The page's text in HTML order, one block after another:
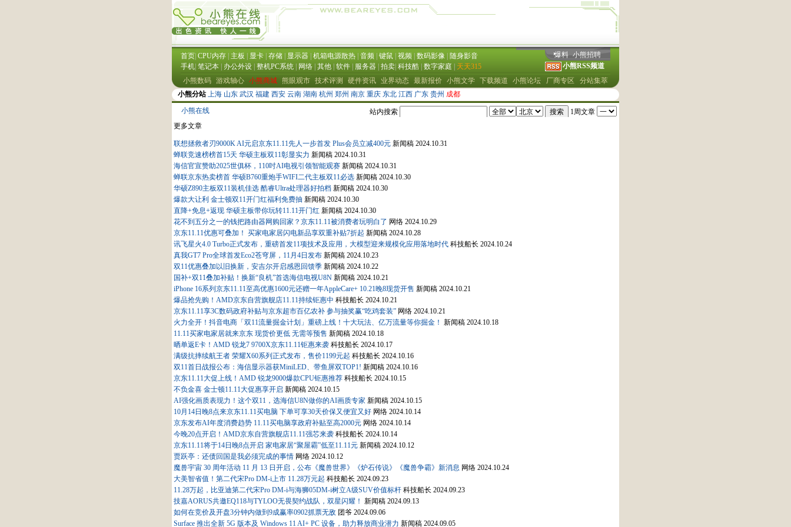
小熊在线
更多文章
联想拯救者刃9000K AI元启京东11.11先人一步首发 Plus会员立减400元 新闻稿 2024.10.31
蝉联竞速榜榜首15天 华硕主板双11彰显实力 新闻稿 2024.10.31
海信官宣赞助2025世俱杯，110吋AI电视引领智能观赛 新闻稿 2024.10.31
蝉联京东热卖榜首 华硕B760重炮手WIFI二代主板双11必选 新闻稿 2024.10.30
华硕Z890主板双11装机佳选 酷睿Ultra处理器好拍档 新闻稿 2024.10.30
爆款大让利 金士顿双11开门红福利免费抽 新闻稿 2024.10.30
直降+免息+返现 华硕主板带你玩转11.11开门红 新闻稿 2024.10.30
花不到五分之一的钱把路由器网购回家？京东11.11被消费者玩明白了 网络 2024.10.29
京东11.11优惠可叠加！ 买家电家居闪电新品享双重补贴7折起 新闻稿 2024.10.28
讯飞星火4.0 Turbo正式发布，重磅首发11项技术及应用，大模型迎来规模化应用落地时代 科技船长 2024.10.24
真我GT7 Pro全球首发Eco2苍穹屏，11月4日发布 新闻稿 2024.10.23
双11优惠叠加以旧换新，安吉尔开启感恩回馈季 新闻稿 2024.10.22
国补+双11叠加补贴！换新“良机”首选海信电视U8N 新闻稿 2024.10.21
iPhone 16系列京东11.11至高优惠1600元还赠一年AppleCare+ 10.21晚8现货开售 新闻稿 2024.10.21
爆品抢先购！AMD京东自营旗舰店11.11持续钜惠中 科技船长 2024.10.21
京东11.11享3C数码政府补贴与京东超市百亿农补 参与抽奖赢“吃鸡套装” 网络 2024.10.21
火力全开！抖音电商「双11流量掘金计划」重磅上线！十大玩法、亿万流量等你掘金！ 新闻稿 2024.10.18
11.11买家电家居就来京东 现货价更低 无需等预售 新闻稿 2024.10.18
晒单返E卡！AMD 锐龙7 9700X京东11.11钜惠来袭 科技船长 2024.10.17
满级抗摔续航王者 荣耀X60系列正式发布，售价1199元起 科技船长 2024.10.16
双11首日战报公布：海信显示器获MiniLED、带鱼屏双TOP1! 新闻稿 2024.10.16
京东11.11大促上线！AMD 锐龙9000爆款CPU钜惠推荐 科技船长 2024.10.15
不负金喜 金士顿11.11大促惠享开启 新闻稿 2024.10.15
AI强化画质表现力！这个双11，选海信U8N做你的AI画质专家 新闻稿 2024.10.15
10月14日晚8点来京东11.11买电脑 下单可享30天价保又便宜又好 网络 2024.10.14
京东发布AI年度消费趋势 11.11买电脑享政府补贴至高2000元 网络 2024.10.14
今晚20点开启！AMD京东自营旗舰店11.11强芯来袭 科技船长 2024.10.14
京东11.11将于14日晚8点开启 家电家居“聚屋霸”低至11.11元 新闻稿 2024.10.12
贾跃亭：还债回国是我必须完成的事情 网络 2024.10.12
魔兽宇宙 30 周年活动 11 月 13 日开启，公布《魔兽世界》《炉石传说》《魔兽争霸》新消息 网络 2024.10.24
大美智省值！第二代宋Pro DM-i上市 11.28万元起 科技船长 2024.09.23
11.28万起，比亚迪第二代宋Pro DM-i与海狮05DM-i树立A级SUV价值标杆 科技船长 2024.09.23
技嘉AORUS共邀EQ118与TYLOO无畏契约战队，双星闪耀！ 新闻稿 2024.09.13
如何在竞价及开盘3分钟内做到9成赢率0902抓票无敌 团爷 2024.09.06
Surface 推出全新 5G 版本及 Windows 11 AI+ PC 设备，助力释放商业潜力 新闻稿 2024.09.05